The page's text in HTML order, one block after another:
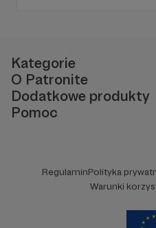
Kategorie
O Patronite
Dodatkowe produkty
Pomoc
RegulaminPolityka
Warunki